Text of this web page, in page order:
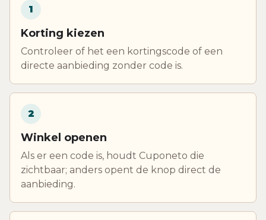
1
Korting kiezen
Controleer of het een kortingscode of een
directe aanbieding zonder code is.
2
Winkel openen
Als er een code is, houdt Cuponeto die
zichtbaar; anders opent de knop direct de
aanbieding.